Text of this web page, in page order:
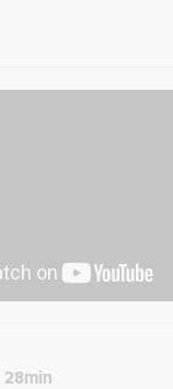
28min